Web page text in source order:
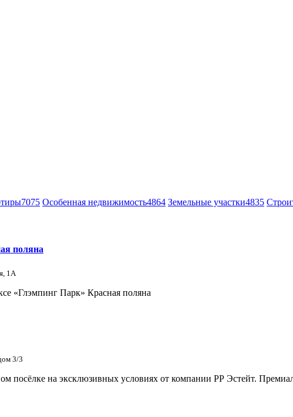
7075 Особенная недвижимость4864 Земельные участки4835
поляна
1А
«Глэмпинг Парк» Красная поляна
3/3
посёлке на эксклюзивных условиях от компании РР Эстейт.